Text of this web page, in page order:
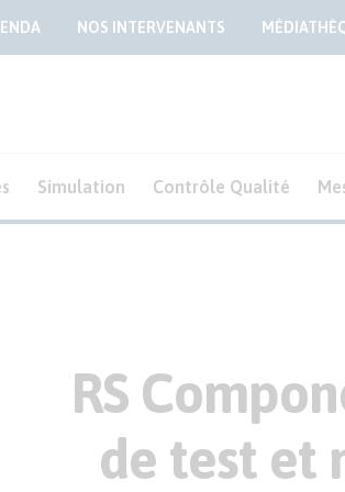
NOS INTERVENANTS
Simulation Contrôle Qualité
RS
de test et